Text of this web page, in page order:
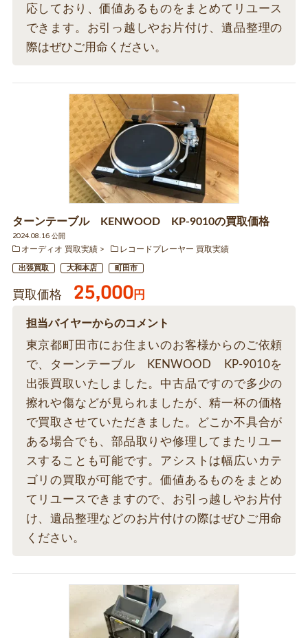
応しており、価値あるものをまとめてリユース
できます。お引っ越しやお片付け、遺品整理の
際はぜひご用命ください。
ターンテーブル KENWOOD KP-9010の買取価格
2024.08.16 公開
オーディオ 買取実績
レコードプレーヤー 買取実績
出張買取 大和本店 町田市
買取価格 25,000円
担当バイヤーからのコメント
東京都町田市にお住まいのお客様からのご依頼
で、ターンテーブル KENWOOD KP-9010を
出張買取いたしました。中古品ですので多少の
擦れや傷などが見られましたが、精一杯の価格
で買取させていただきました。どこか不具合が
ある場合でも、部品取りや修理してまたリユー
スすることも可能です。アシストは幅広いカテ
ゴリの買取が可能です。価値あるものをまとめ
てリユースできますので、お引っ越しやお片付
け、遺品整理などのお片付けの際はぜひご用命
ください。